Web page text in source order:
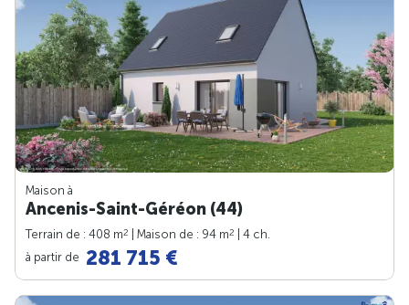
Maison à
Ancenis-Saint-Géréon (44)
Terrain de : 408 m2 | Maison de : 94 m2
| 4 ch.
à partir de 281 715 €